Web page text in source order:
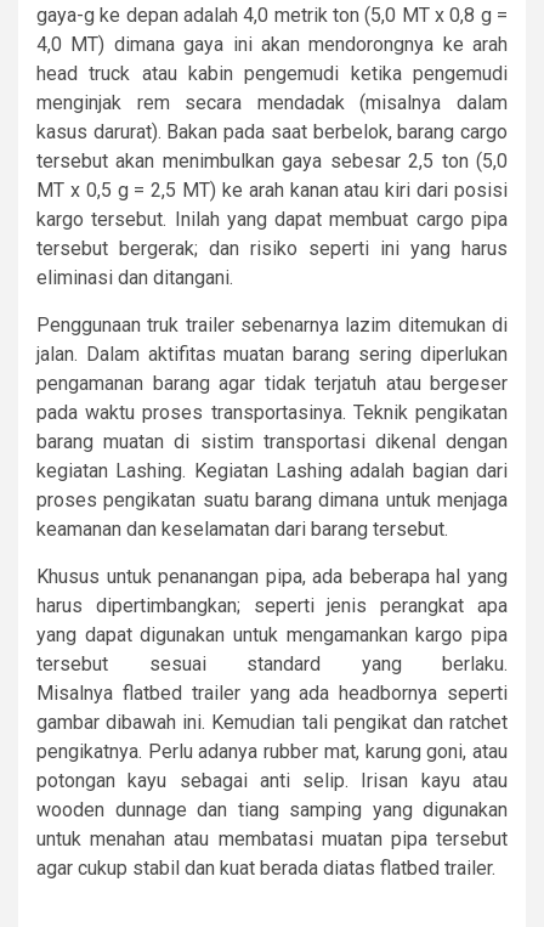
gaya-g ke depan adalah 4,0 metrik ton (5,0 MT x 0,8 g =
4,0 MT) dimana gaya ini akan mendorongnya ke arah
head truck atau kabin pengemudi ketika pengemudi
menginjak rem secara mendadak (misalnya dalam
kasus darurat). Bakan pada saat berbelok, barang cargo
tersebut akan menimbulkan gaya sebesar 2,5 ton (5,0
MT x 0,5 g = 2,5 MT) ke arah kanan atau kiri dari posisi
kargo tersebut. Inilah yang dapat membuat cargo pipa
tersebut bergerak; dan risiko seperti ini yang harus
eliminasi dan ditangani.
Penggunaan truk trailer sebenarnya lazim ditemukan di
jalan. Dalam aktifitas muatan barang sering diperlukan
pengamanan barang agar tidak terjatuh atau bergeser
pada waktu proses transportasinya. Teknik pengikatan
barang muatan di sistim transportasi dikenal dengan
kegiatan Lashing. Kegiatan Lashing adalah bagian dari
proses pengikatan suatu barang dimana untuk menjaga
keamanan dan keselamatan dari barang tersebut.
Khusus untuk penanangan pipa, ada beberapa hal yang
harus dipertimbangkan; seperti jenis perangkat apa
yang dapat digunakan untuk mengamankan kargo pipa
tersebut sesuai standard yang berlaku.
Misalnya flatbed trailer yang ada headbornya seperti
gambar dibawah ini. Kemudian tali pengikat dan ratchet
pengikatnya. Perlu adanya rubber mat, karung goni, atau
potongan kayu sebagai anti selip. Irisan kayu atau
wooden dunnage dan tiang samping yang digunakan
untuk menahan atau membatasi muatan pipa tersebut
agar cukup stabil dan kuat berada diatas flatbed trailer.